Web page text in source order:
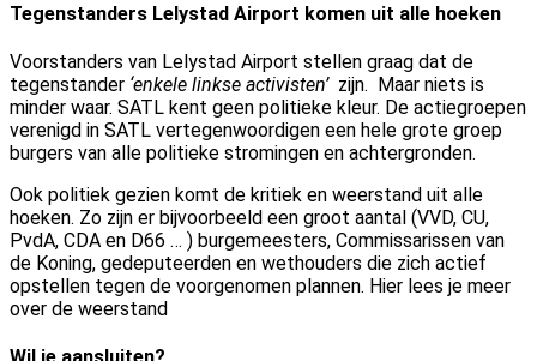
Tegenstanders Lelystad Airport komen uit alle hoeken
Voorstanders van Lelystad Airport stellen graag dat de
tegenstander ‘enkele linkse activisten’zijn. Maar niets is
minder waar. SATL kent geen politieke kleur. De actiegroepen
verenigd in SATL vertegenwoordigen een hele grote groep
burgers van alle politieke stromingen en achtergronden.
Ook politiek gezien komt de kritiek en weerstand uit alle
hoeken. Zo zijn er bijvoorbeeld een groot aantal (VVD, CU,
PvdA, CDA en D66 … ) burgemeesters, Commissarissen van
de Koning, gedeputeerden en wethouders die zich actief
opstellen tegen de voorgenomen plannen. Hier lees je meer
over de weerstand